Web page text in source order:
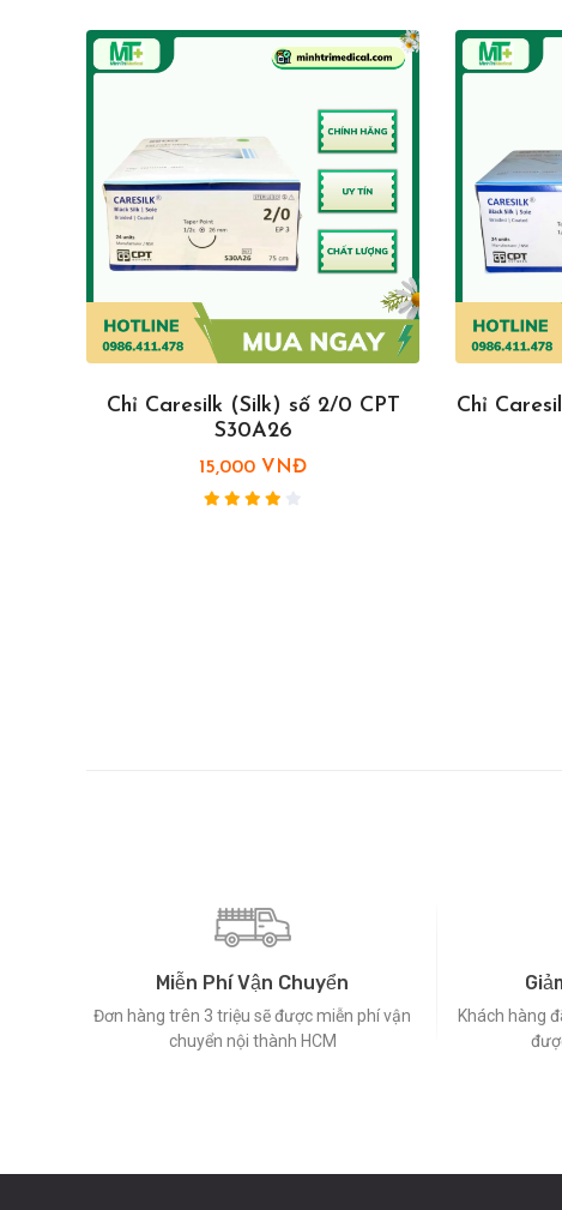
Chỉ Caresilk (Silk) số 2/0 CPT
S30A26
15,000 VNĐ
Chỉ
Miễn Phí Vận Chuyển
Đơn hàng trên 3 triệu sẽ được miễn phí vận
chuyển nội thành HCM
Khách hàng